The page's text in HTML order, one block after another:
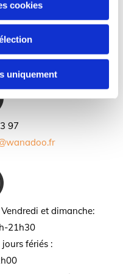
cookies
uniquement
Bonne Source
97
et dimanche:
21h30
fériés :